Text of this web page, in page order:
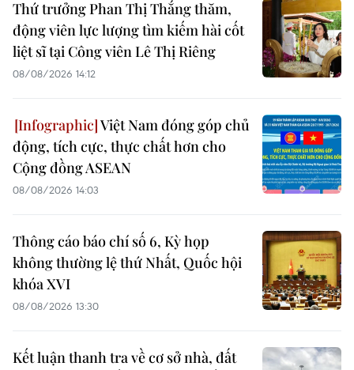
Thứ trưởng Phan Thị Thắng thăm,
động viên lực lượng tìm kiếm hài cốt
liệt sĩ tại Công viên Lê Thị Riêng
08/08/2026 14:12
Việt Nam đóng góp chủ
động, tích cực, thực chất hơn cho
Cộng đồng ASEAN
08/08/2026 14:03
Thông cáo báo chí số 6, Kỳ họp
không thường lệ thứ Nhất, Quốc hội
khóa XVI
08/08/2026 13:30
Kết luận thanh tra về cơ sở nhà, đất